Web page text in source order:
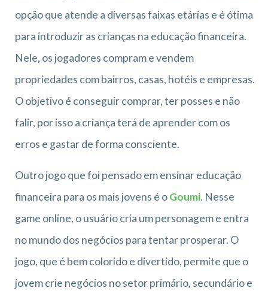
opção que atende a diversas faixas etárias e é ótima
para introduzir as crianças na educação financeira.
Nele, os jogadores compram e vendem
propriedades com bairros, casas, hotéis e empresas.
O objetivo é conseguir comprar, ter posses e não
falir, por isso a criança terá de aprender com os
erros e gastar de forma consciente.
Outro jogo que foi pensado em ensinar educação
financeira para os mais jovens é oGoumi. Nesse
game online, o usuário cria um personagem e entra
no mundo dos negócios para tentar prosperar. O
jogo, que é bem colorido e divertido, permite que o
jovem crie negócios no setor primário, secundário e